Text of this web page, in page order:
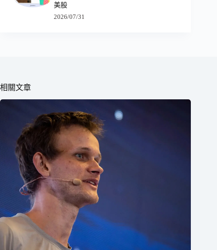
美股
2026/07/31
相關文章